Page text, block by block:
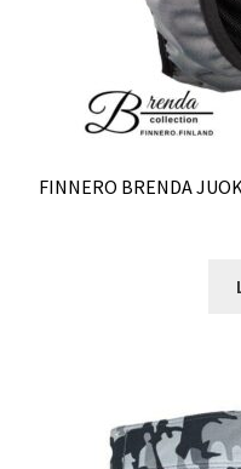
FINNERO BRENDA